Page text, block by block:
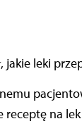
leki
receptę na